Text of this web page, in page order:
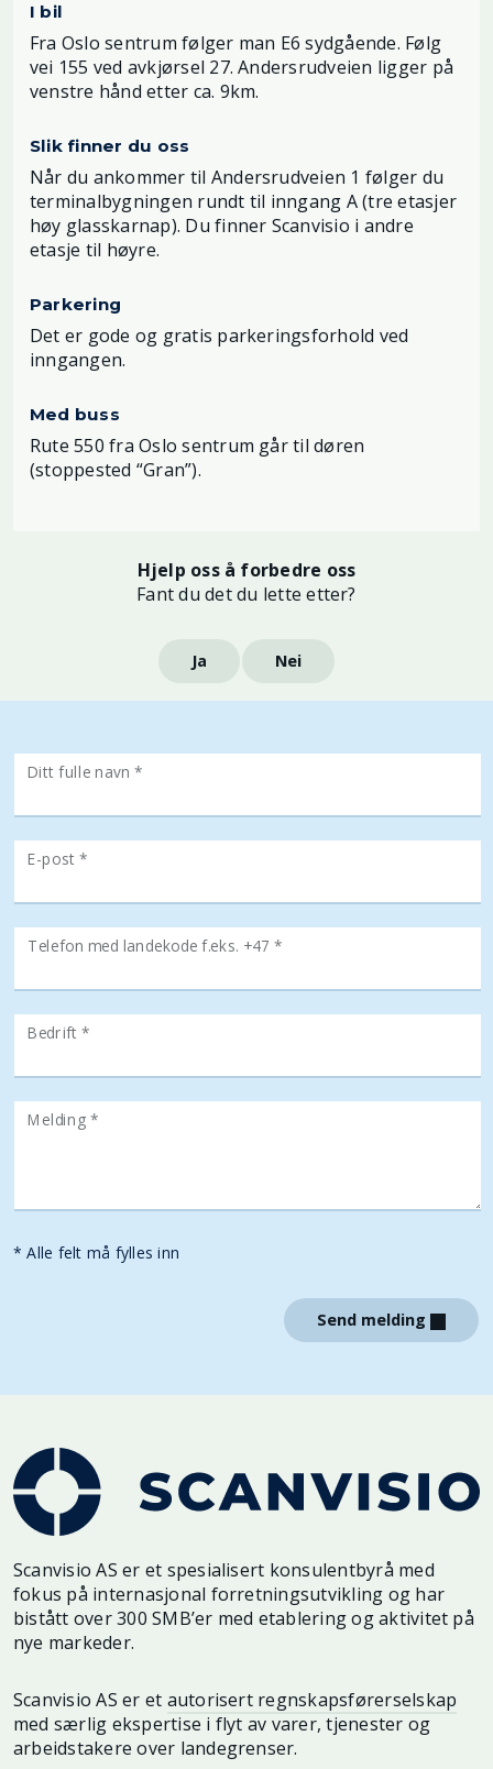
I bil
Fra Oslo sentrum følger man E6 sydgående. Følg
vei 155 ved avkjørsel 27. Andersrudveien ligger på
venstre hånd etter ca. 9km.
Slik finner du oss
Når du ankommer til Andersrudveien 1 følger du
terminalbygningen rundt til inngang A (tre etasjer
høy glasskarnap). Du finner Scanvisio i andre
etasje til høyre.
Parkering
Det er gode og gratis parkeringsforhold ved
inngangen.
Med buss
Rute 550 fra Oslo sentrum går til døren
(stoppested “Gran”).
Hjelp oss å forbedre oss
Fant du det du lette etter?
Ja Nei
Ditt fulle navn *
E-post *
Telefon med landekode f.eks. +47 *
Bedrift *
Melding *
* Alle felt må fylles inn
Send melding
Scanvisio AS er et spesialisert konsulentbyrå med
fokus på internasjonal forretningsutvikling og har
bistått over 300 SMB’er med etablering og aktivitet på
nye markeder.
Scanvisio AS er et autorisert regnskapsførerselskap
med særlig ekspertise i flyt av varer, tjenester og
arbeidstakere over landegrenser.